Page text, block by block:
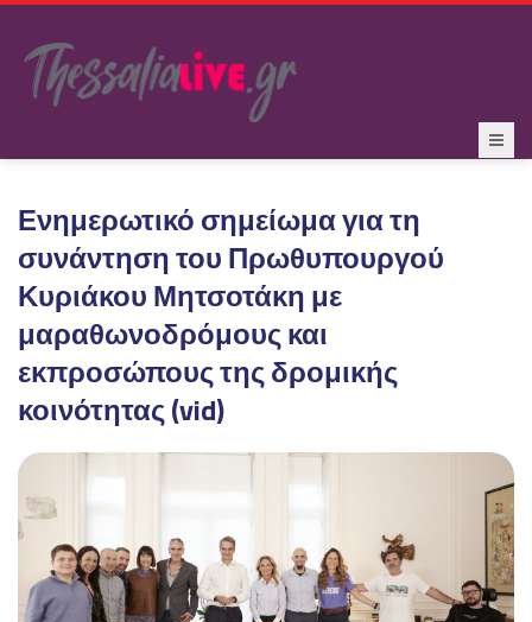
Ενημερωτικό σημείωμα για τη
συνάντηση του Πρωθυπουργού
Κυριάκου Μητσοτάκη με
μαραθωνοδρόμους και
εκπροσώπους της δρομικής
κοινότητας (vid)